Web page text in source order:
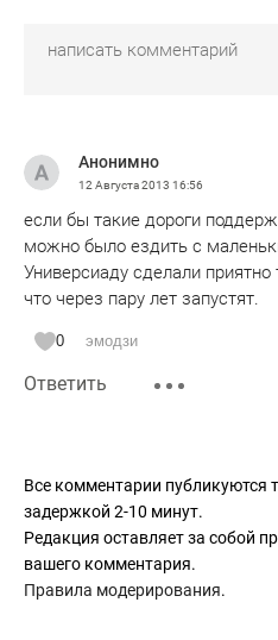
Анонимно
12 Августа 2013 16:56
если бы такие дороги
можно было ездить с
Универсиаду сделали
что через пару лет запустят.
0 эмодзи
Ответить
Все комментарии публикуются
задержкой 2-10 минут.
Редакция оставляет за собой
вашего комментария.
Правила модерирования.